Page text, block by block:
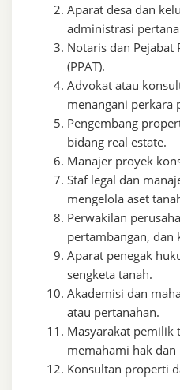
Aparat desa dan
administrasi
Notaris dan Pejabat
(PPAT).
Advokat atau
menangani perkara
Pengembang
bidang real estate.
Manajer proyek
Staf legal dan
mengelola aset
Perwakilan
pertambangan, dan
Aparat penegak
sengketa tanah.
Akademisi dan
atau pertanahan.
Masyarakat pemilik
memahami hak dan
Konsultan properti